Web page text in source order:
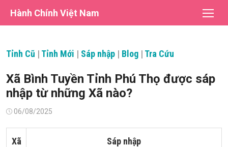
Hành Chính Việt Nam
Tỉnh Cũ | Tỉnh Mới | Sáp nhập | Blog | Tra Cứu
Xã Bình Tuyền Tỉnh Phú Thọ được sáp
nhập từ những Xã nào?
Đăng06/08/2025
Xã Sáp nhập